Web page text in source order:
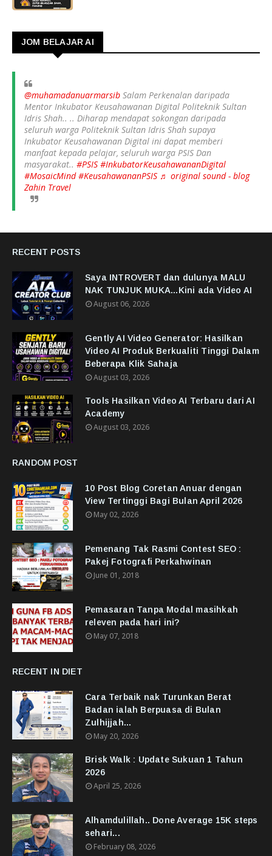
JOM BELAJAR AI
@muhamadanuarmarsib Salam Perkenalan daripada
Mentor Inkubator Keusahawanan Digital Politeknik Sultan
Idris Shah.. .. Diharap mendapat sokongan daripada
seluruh warga Politeknik Sultan Idris Shah supaya
Inkubator Keusahawanan Digital ini dapat memberi
manfaat kepada pelajar, seluruh warga PSIS Dan
masyarakat.. #PSIS #InkubatorKeusahawananDigital
#MosaicMind #KeusahawananPSIS ♬ original sound - blog
Zahin Travel
RECENT POSTS
Saya INTROVERT dan dulunya MALU
NAK TUNJUK MUKA...Kini ada Video AI
August 06, 2026
Gently AI Video Generator: Hasilkan
Video AI Produk Berkualiti Tinggi Dalam
Beberapa Klik Sahaja
August 03, 2026
Tools Hasilkan Video AI Terbaru dari AI
Academy
August 03, 2026
RANDOM POST
10 Post Blog Coretan Anuar dengan
View Tertinggi Bagi Bulan April 2026
May 02, 2026
Pemenang Tak Rasmi Contest SEO :
Pakej Fotografi Perkahwinan
June 01, 2018
Pemasaran Tanpa Modal masihkah
releven pada hari ini?
May 07, 2018
RECENT IN DIET
Cara Terbaik nak Turunkan Berat
Badan ialah Berpuasa di Bulan
Zulhijjah...
May 20, 2026
Brisk Walk : Update Sukuan 1 Tahun
2026
April 25, 2026
Alhamdulillah.. Done Average 15K steps
sehari...
February 08, 2026